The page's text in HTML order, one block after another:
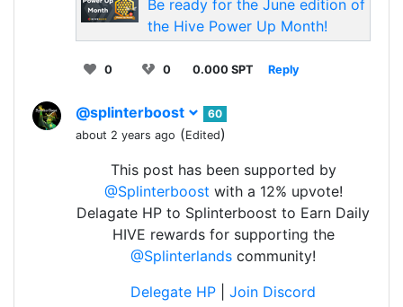
Be ready for the June edition of
the Hive Power Up Month!
0 0 0.000 SPT Reply
@splinterboost
60
about 2 years ago (Edited)
This post has been supported by
@Splinterboost with a 12% upvote!
Delagate HP to Splinterboost to Earn Daily
HIVE rewards for supporting the
@Splinterlands community!
Delegate HP
Join Discord